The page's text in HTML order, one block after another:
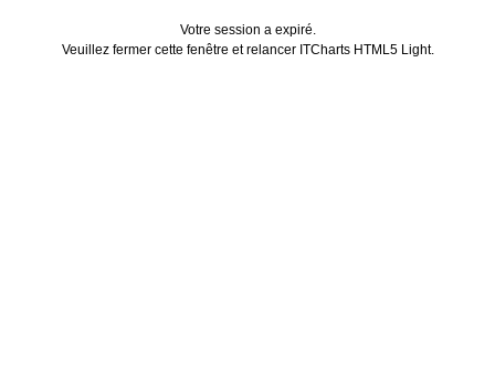
Votre session a expiré.
Veuillez fermer cette fenêtre et relancer ITCharts HTML5 Light.